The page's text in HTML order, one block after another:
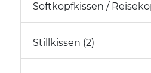
Softkopfkissen /
Stillkissen (2)